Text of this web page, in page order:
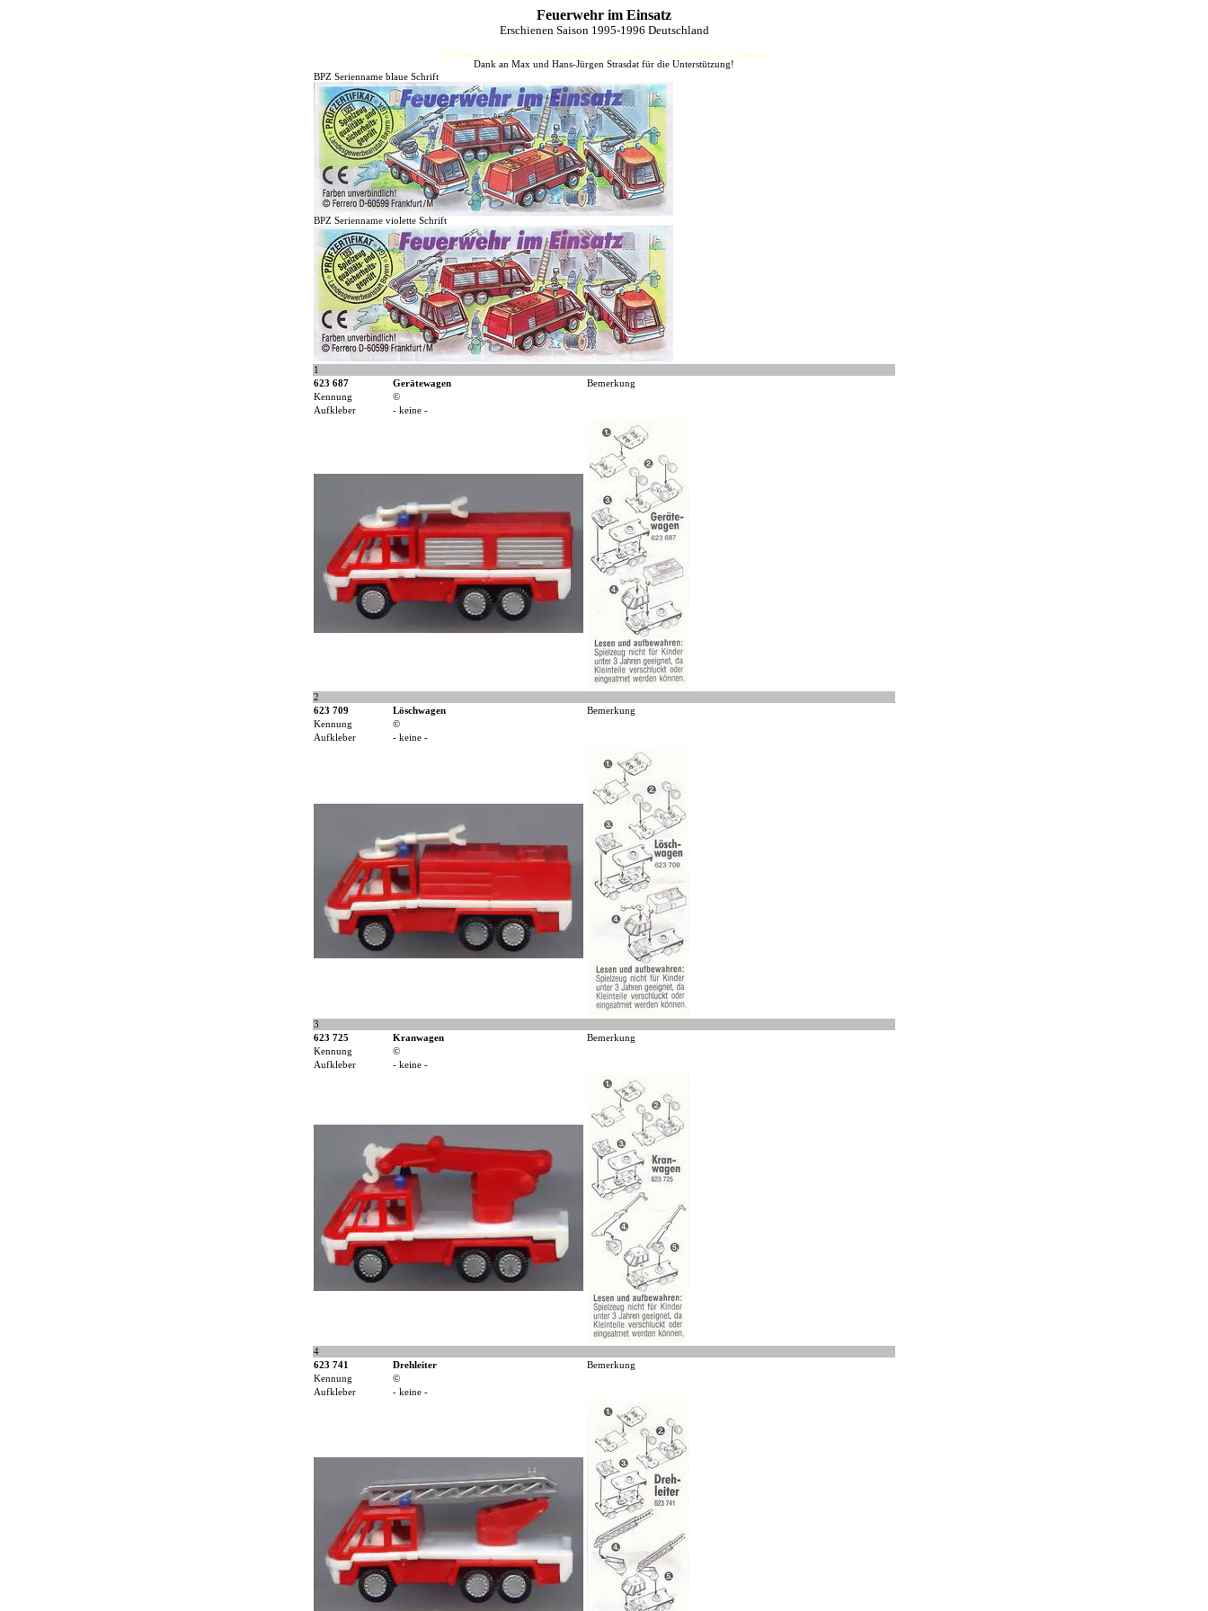
Feuerwehr im Einsatz
Erschienen Saison 1995-1996 Deutschland
HJFHenze - Helmut´s Sammlerseiten - Ue-Ei-Kat - FF-Kat (Helmut J.F.Henze)
Dank an Max und Hans-Jürgen Strasdat für die Unterstützung!
BPZ Serienname blaue Schrift
BPZ Serienname violette Schrift
1
623 687
Gerätewagen
Bemerkung
Kennung
©
Aufkleber
- keine -
2
623 709
Löschwagen
Bemerkung
Kennung
©
Aufkleber
- keine -
3
623 725
Kranwagen
Bemerkung
Kennung
©
Aufkleber
- keine -
4
623 741
Drehleiter
Bemerkung
Kennung
©
Aufkleber
- keine -